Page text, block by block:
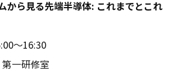
から見る先端半導体: これまでとこれ
～16:30
一研修室